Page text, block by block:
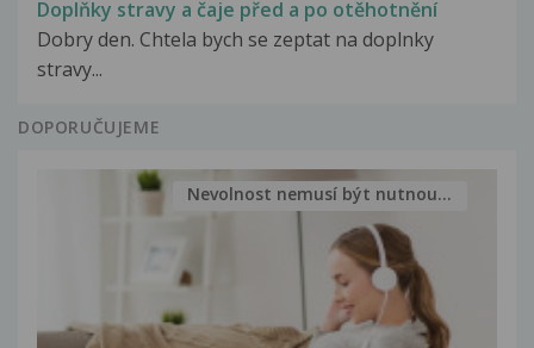
Doplňky stravy a čaje před a po otěhotnění
Dobry den. Chtela bych se zeptat na doplnky
stravy...
DOPORUČUJEME
Nevolnost nemusí být nutnou...